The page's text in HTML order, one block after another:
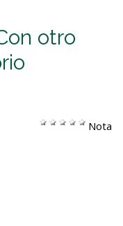
otro
Nota